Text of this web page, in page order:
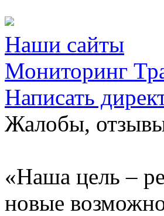
Наши сайты
Мониторинг
Написать
Жалобы,
«Наша цель –
новые